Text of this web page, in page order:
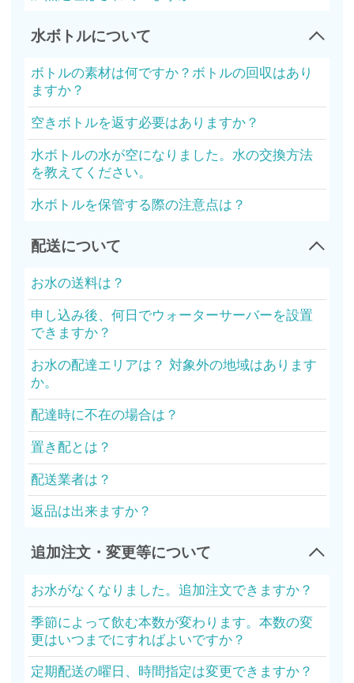
水ボトルについて
ボトルの素材は何ですか？ボトルの回収はあり
ますか？
空きボトルを返す必要はありますか？
水ボトルの水が空になりました。水の交換方法
を教えてください。
水ボトルを保管する際の注意点は？
配送について
お水の送料は？
申し込み後、何日でウォーターサーバーを設置
できますか？
お水の配達エリアは？ 対象外の地域はあります
か。
配達時に不在の場合は？
置き配とは？
配送業者は？
返品は出来ますか？
追加注文・変更等について
お水がなくなりました。追加注文できますか？
季節によって飲む本数が変わります。本数の変
更はいつまでにすればよいですか？
定期配送の曜日、時間指定は変更できますか？